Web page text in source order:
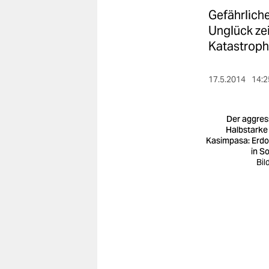
Unglück
17.5.2014
Der
Kasimpasa:
in